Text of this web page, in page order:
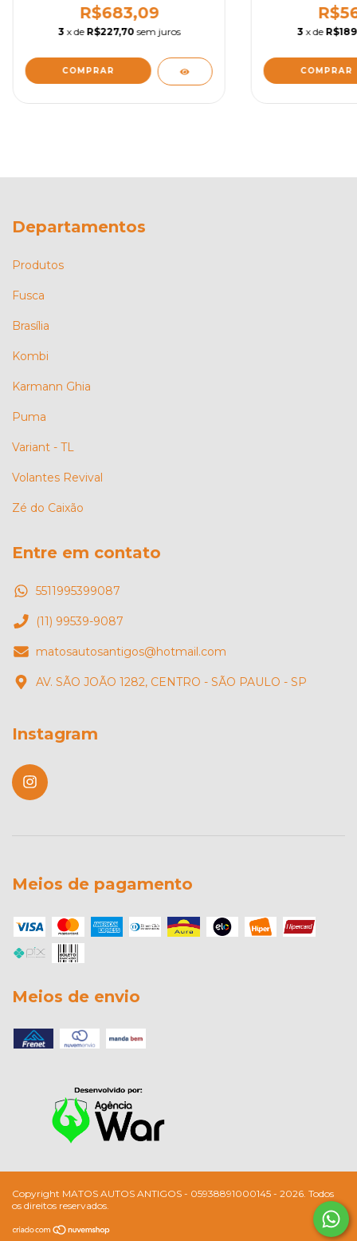
R$683,09
3 x de R$227,70 sem juros 3 x de
Departamentos
Produtos
Fusca
Brasília
Kombi
Karmann Ghia
Puma
Variant - TL
Volantes Revival
Zé do Caixão
Entre em contato
5511995399087
(11) 99539-9087
matosautosantigos@hotmail.com
AV. SÃO JOÃO 1282, CENTRO - SÃO PAULO - SP
Instagram
Meios de pagamento
Meios de envio
Copyright MATOS AUTOS ANTIGOS - 05938891000145 - 2026. Todos
os direitos reservados.